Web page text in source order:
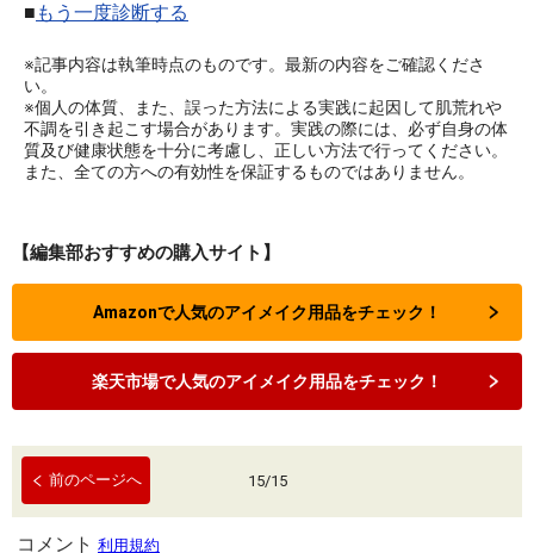
■ もう一度診断する
※記事内容は執筆時点のものです。最新の内容をご確認くださ
い。
※個人の体質、また、誤った方法による実践に起因して肌荒れや
不調を引き起こす場合があります。実践の際には、必ず自身の体
質及び健康状態を十分に考慮し、正しい方法で行ってください。
また、全ての方への有効性を保証するものではありません。
【編集部おすすめの購入サイト】
Amazonで人気のアイメイク用品をチェック！
楽天市場で人気のアイメイク用品をチェック！
前のページへ 15/15